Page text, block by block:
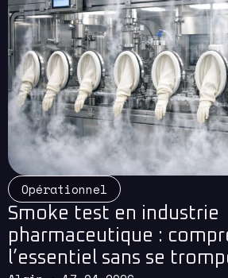
Opérationnel
Smoke test en industrie
pharmaceutique :
l’essentiel sans se
Read